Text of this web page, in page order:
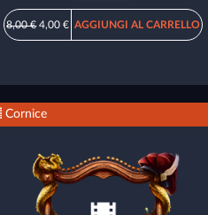
8,00 €4,00 € AGGIUNGI AL CARRELLO
Cornice